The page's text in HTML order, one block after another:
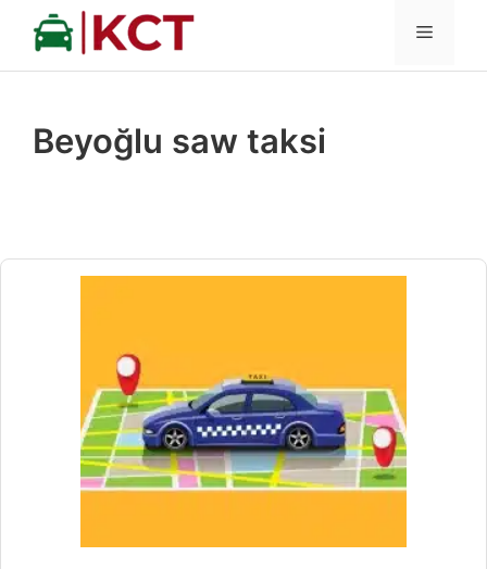
İçeriğe
MENÜ
Beyoğlu saw taksi